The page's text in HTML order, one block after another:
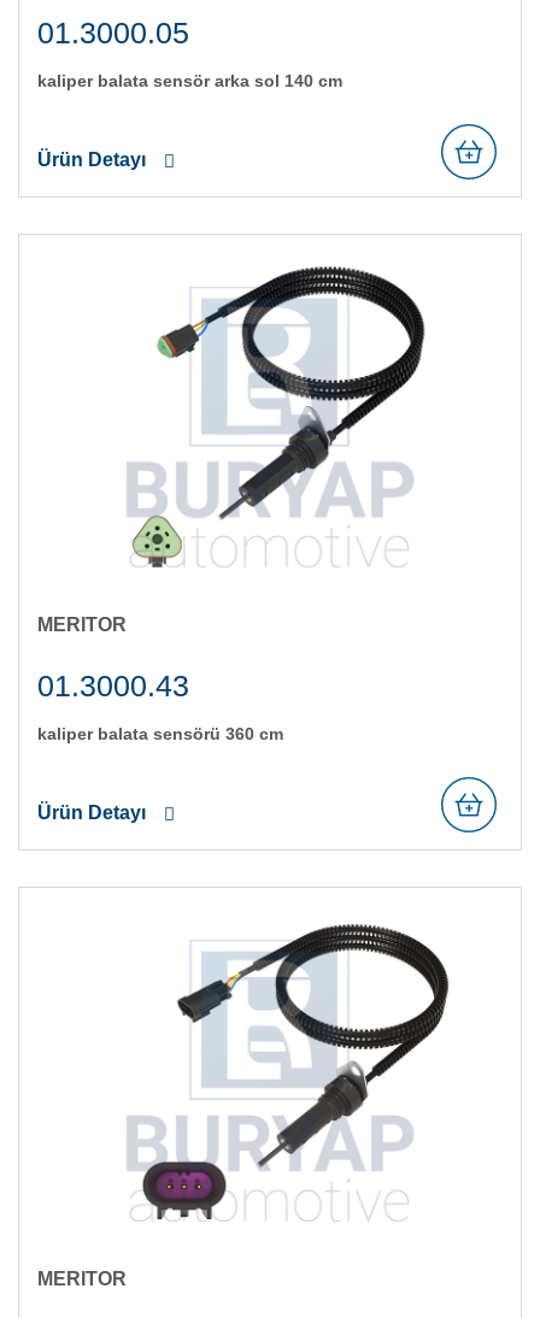
01.3000.05
kali̇per balata sensör arka sol 140 cm
Ürün Detayı
MERITOR
01.3000.43
kali̇per balata sensörü 360 cm
Ürün Detayı
MERITOR